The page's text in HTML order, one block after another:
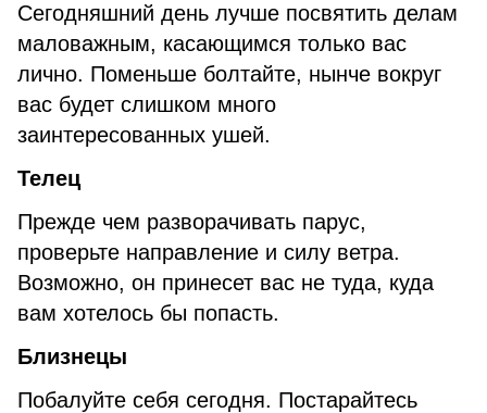
Сегодняшний день лучше посвятить делам
маловажным, касающимся только вас
лично. Поменьше болтайте, нынче вокруг
вас будет слишком много
заинтересованных ушей.
Телец
Прежде чем разворачивать парус,
проверьте направление и силу ветра.
Возможно, он принесет вас не туда, куда
вам хотелось бы попасть.
Близнецы
Побалуйте себя сегодня. Постарайтесь